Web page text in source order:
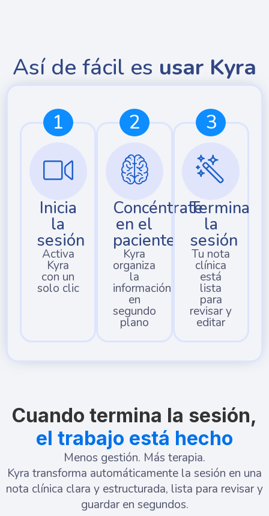
Así de fácil es usar Kyra
1
Inicia
la
sesión
Activa
Kyra
con un
solo clic
2
Concéntrate
en el
paciente
Kyra
organiza
la
información
en
segundo
plano
3
Termina
la
sesión
Tu nota
clínica
está
lista
para
revisar y
editar
Cuando termina la sesión,
el trabajo está hecho
Menos gestión. Más terapia.
Kyra transforma automáticamente la sesión en una
nota clínica clara y estructurada, lista para revisar y
guardar en segundos.